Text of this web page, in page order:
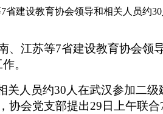
建设教育协会领导和相关人员约
、江苏等7省建设教育协会领
。
人员约30人在武汉参加二
会党支部提出29日上午联合